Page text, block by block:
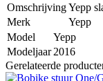
OmschrijvingYepp
Merk
Yepp
Model
Yepp
Modeljaar 2016
Gerelateerde